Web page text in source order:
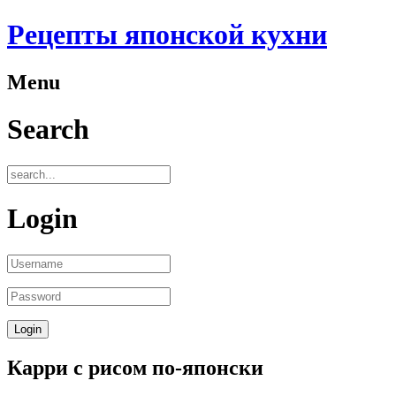
Рецепты японской кухни
Menu
Search
Login
Карри с рисом по-японски